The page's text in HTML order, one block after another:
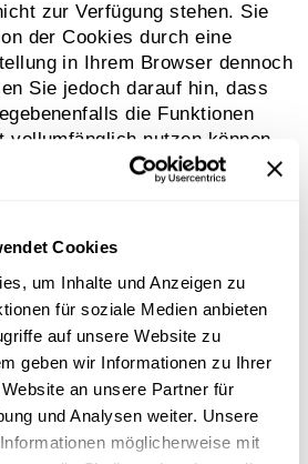
Cookies
um Inhalte und Anzeigen zu
für soziale Medien anbieten
auf unsere Website zu
geben wir Informationen zu Ihrer
an unsere Partner für
und Analysen weiter. Unsere
möglicherweise mit
zur Verfügung stehen. Sie
der Cookies durch eine
in Ihrem Browser dennoch
Sie jedoch darauf hin, dass
die Funktionen
nutzen können.
Website sogenannte Social
jeder Seite hinter dem
“Share” "Teilen" verborgen
unverborgen
Sie diese Plug-ins nicht durch
auch keine Informationen
ausgetauscht. Wenn
Klicken aktivieren, wird
zum Server des